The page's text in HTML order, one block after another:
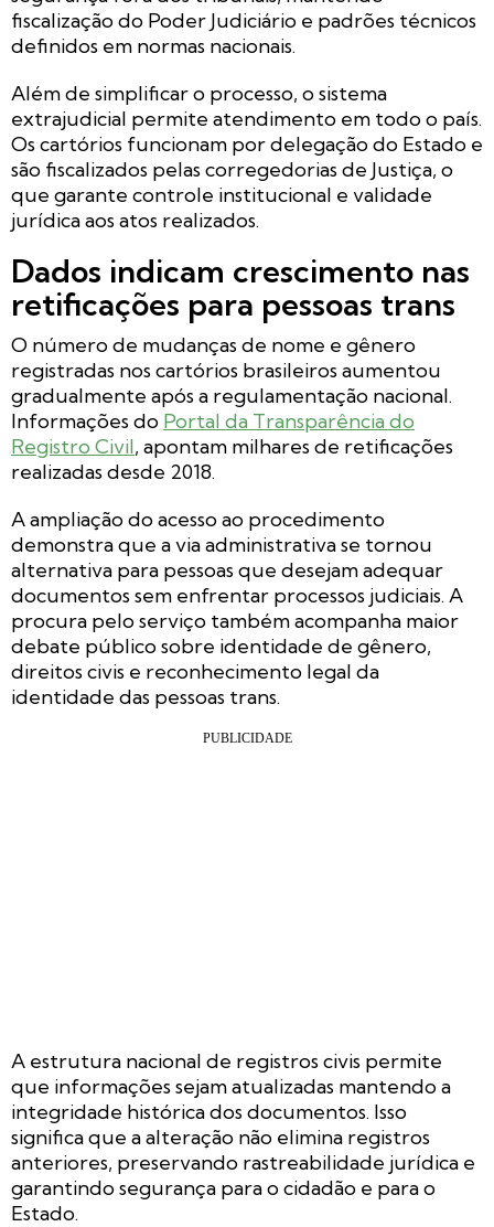
fiscalização do Poder Judiciário e padrões técnicos
definidos em normas nacionais.
Além de simplificar o processo, o sistema
extrajudicial permite atendimento em todo o país.
Os cartórios funcionam por delegação do Estado e
são fiscalizados pelas corregedorias de Justiça, o
que garante controle institucional e validade
jurídica aos atos realizados.
Dados indicam crescimento nas
retificações para pessoas trans
O número de mudanças de nome e gênero
registradas nos cartórios brasileiros aumentou
gradualmente após a regulamentação nacional.
Informações do Portal da Transparência do
Registro Civil, apontam milhares de retificações
realizadas desde 2018.
A ampliação do acesso ao procedimento
demonstra que a via administrativa se tornou
alternativa para pessoas que desejam adequar
documentos sem enfrentar processos judiciais. A
procura pelo serviço também acompanha maior
debate público sobre identidade de gênero,
direitos civis e reconhecimento legal da
identidade das pessoas trans.
A estrutura nacional de registros civis permite
que informações sejam atualizadas mantendo a
integridade histórica dos documentos. Isso
significa que a alteração não elimina registros
anteriores, preservando rastreabilidade jurídica e
garantindo segurança para o cidadão e para o
Estado.